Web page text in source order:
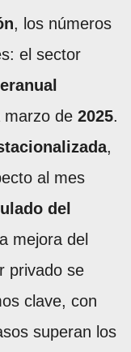
, los números
el sector
marzo de 2025.
,
al mes
del
mejora del
privado se
clave, con
superan los